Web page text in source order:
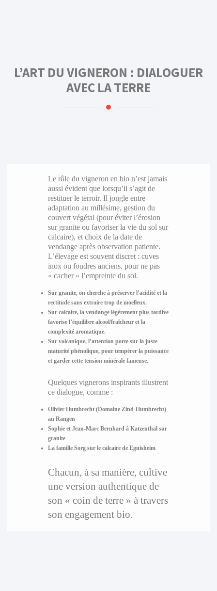
L’ART DU VIGNERON : DIALOGUER
AVEC LA TERRE
Le rôle du vigneron en bio n’est jamais
aussi évident que lorsqu’il s’agit de
restituer le terroir. Il jongle entre
adaptation au millésime, gestion du
couvert végétal (pour éviter l’érosion
sur granite ou favoriser la vie du sol sur
calcaire), et choix de la date de
vendange après observation patiente.
L’élevage est souvent discret : cuves
inox ou foudres anciens, pour ne pas
« cacher » l’empreinte du sol.
Sur granite, on cherche à préserver l’acidité et la
rectitude sans extraire trop de moelleux.
Sur calcaire, la vendange légèrement plus tardive
favorise l’équilibre alcool/fraîcheur et la
complexité aromatique.
Sur volcanique, l’attention porte sur la juste
maturité phénolique, pour tempérer la puissance
et garder cette tension minérale fameuse.
Quelques vignerons inspirants illustrent
ce dialogue, comme :
Olivier Humbrecht (Domaine Zind-Humbrecht)
au Rangen
Sophie et Jean-Marc Bernhard à Katzenthal sur
granite
La famille Sorg sur le calcaire de Eguisheim
Chacun, à sa manière, cultive
une version authentique de
son « coin de terre » à travers
son engagement bio.